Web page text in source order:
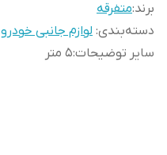
برند:متفرقه
دسته‌بندی: لوازم جانبی خودرو
سایر توضیحات:5 متر